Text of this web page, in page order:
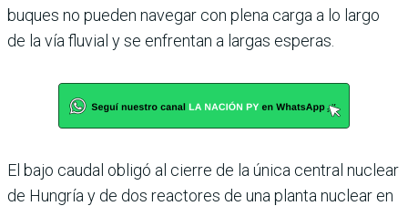
buques no pueden navegar con plena carga a lo largo
de la vía fluvial y se enfrentan a largas esperas.
El bajo caudal obligó al cierre de la única central nuclear
de Hungría y de dos reactores de una planta nuclear en